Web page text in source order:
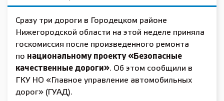
Сразу три дороги в Городецком районе
Нижегородской области на этой неделе приняла
госкомиссия после произведенного ремонта
по национальному проекту «Безопасные
качественные дороги». Об этом сообщили в
ГКУ НО «Главное управление автомобильных
дорог» (ГУАД).